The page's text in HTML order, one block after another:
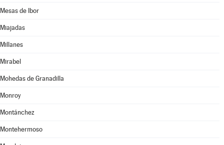
Mesas de Ibor
Miajadas
Millanes
Mirabel
Mohedas de Granadilla
Monroy
Montánchez
Montehermoso